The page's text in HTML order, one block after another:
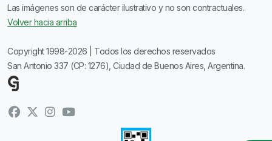
Las imágenes son de carácter ilustrativo y no son contractuales.
Volver hacia arriba
Copyright 1998-2026 | Todos los derechos reservados
San Antonio 337 (CP: 1276), Ciudad de Buenos Aires, Argentina.